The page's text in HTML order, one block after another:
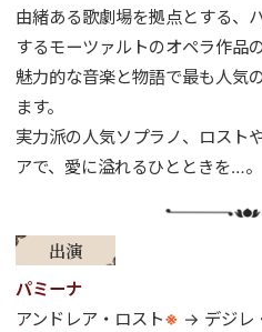
由緒ある歌劇場を拠点とする、
するモーツァルトのオペラ作品
魅力的な音楽と物語で最も人気
ます。
実力派の人気ソプラノ、ロスト
アで、愛に溢れるひとときを…。
出演
パミーナ
アンドレア・ロスト※ → デジレ